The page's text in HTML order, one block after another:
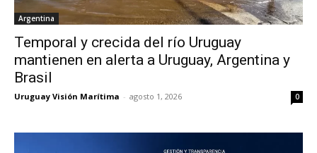
Argentina
Temporal y crecida del río Uruguay
mantienen en alerta a Uruguay, Argentina y
Brasil
Uruguay Visión Marítima - agosto 1, 2026 0